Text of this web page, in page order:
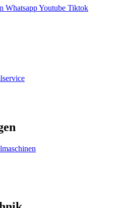
WhatsappYoutube Tiktok